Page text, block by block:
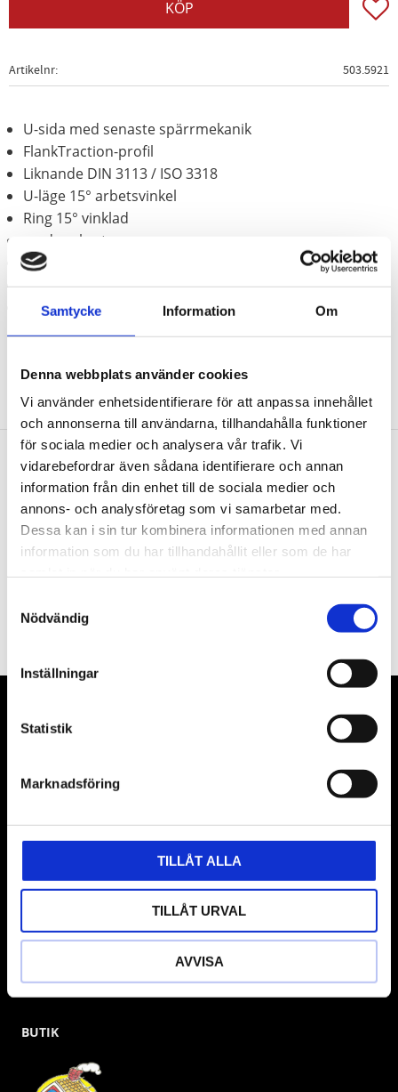
Samtycke Information Om
Denna webbplats använder cookies
Vi använder enhetsidentifierare för att anpassa innehållet
och annonserna till användarna, tillhandahålla funktioner
för sociala medier och analysera vår trafik. Vi
vidarebefordrar även sådana identifierare och annan
information från din enhet till de sociala medier och
annons- och analysföretag som vi samarbetar med.
Dessa kan i sin tur kombinera informationen med annan
information som du har tillhandahållit eller som de har
Nödvändig
Inställningar
Statistik
Marknadsföring
TILLÅT ALLA
TILLÅT URVAL
AVVISA
KÖP
Artikelnr 503.5921
U-sida med senaste spärrmekanik
FlankTraction-profil
Liknande DIN 3113 / ISO 3318
U-läge 15° arbetsvinkel
Ring 15° vinklad
med omkastare
exakt kuggad med 72 kuggar
Finpolerad
Krom vanadium
Nyhetsbrev
Dina personuppgifter behandlas i enlighet med vår integritetspolicy
& däckmaskiner och Master luftmaskiner. Kontakta oss
kunden.
BUTIK